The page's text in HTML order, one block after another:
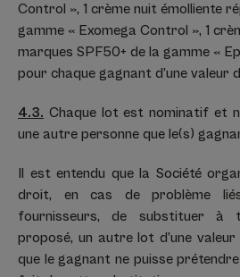
Control », 1 crème nuit émolliente
gamme « Exomega Control », 1
marques SPF50+ de la gamme «
pour chaque gagnant d’une valeur
4.3. Chaque lot est nominatif et
une autre personne que le(s)
Il est entendu que la Société
droit, en cas de problème
fournisseurs, de substituer
proposé, un autre lot d’une
que le gagnant ne puisse